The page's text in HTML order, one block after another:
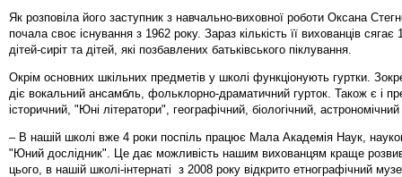
Як розповіла його заступник з навчально-виховної роботи Оксана
почала своє існування з 1962 року. Зараз кількість її вихованців сягає
дітей-сиріт та дітей, які позбавлених батьківського піклування.
Окрім основних шкільних предметів у школі функціонують гуртки.
діє вокальний ансамбль, фольклорно-драматичний гурток. Також є і
історичний, "Юні літератори", географічний, біологічний,
– В нашій школі вже 4 роки поспіль працює Мала Академія Наук,
"Юний дослідник". Це дає можливість нашим вихованцям краще
цього, в нашій школі-інтернаті з 2008 року відкрито етнографічний